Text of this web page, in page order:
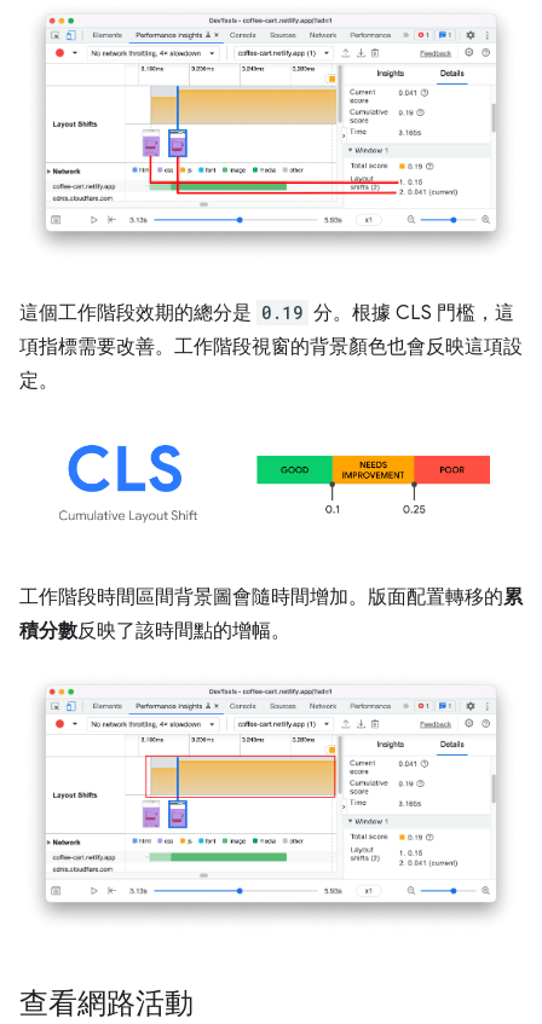
這個工作階段效期的總分是 0.19 分。根據 CLS 門檻，這
項指標需要改善。工作階段視窗的背景顏色也會反映這項設
定。
工作階段時間區間背景圖會隨時間增加。版面配置轉移的累
積分數反映了該時間點的增幅。
查看網路活動